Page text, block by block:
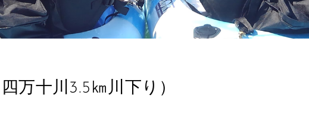
万十川3.5㎞川下り）